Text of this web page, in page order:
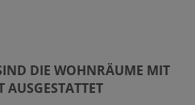
DIE WOHNRÄUME MIT
AUSGESTATTET